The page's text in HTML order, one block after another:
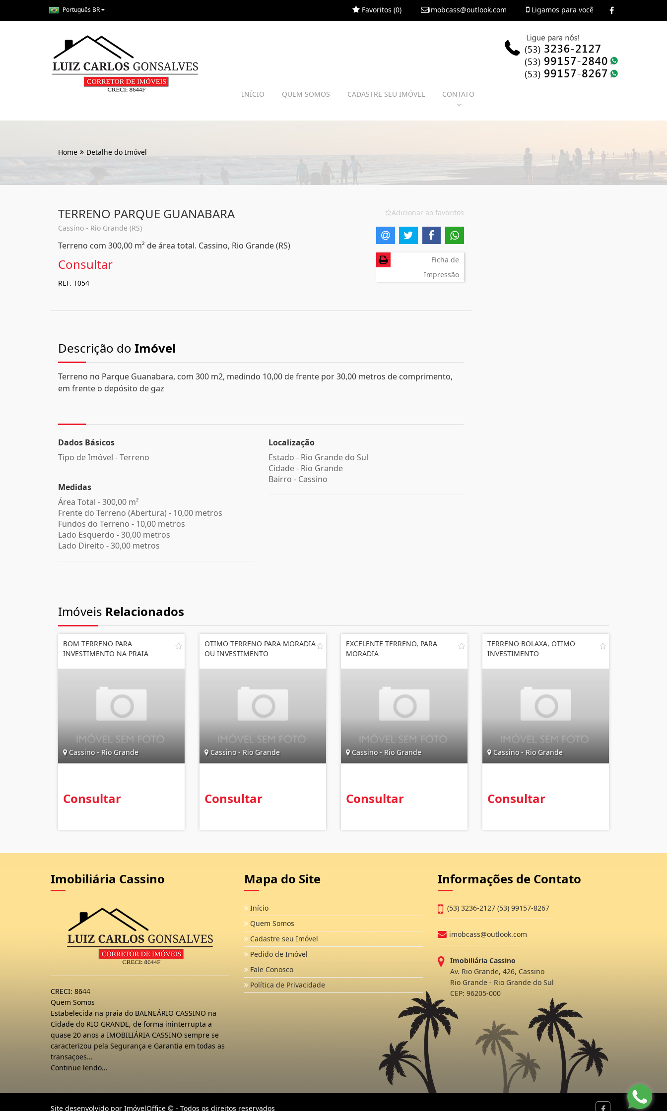
Português BR Ligamos para você
imobcass@outlook.com
Favoritos (0)
INÍCIO QUEM SOMOS CADASTRE SEU IMÓVEL CONTATO
Home Detalhe do Imóvel
TERRENO PARQUE GUANABARA
Cassino - Rio Grande (RS)
Terreno com 300,00 m² de área total. Cassino, Rio Grande (RS)
Consultar
REF. T054
Adicionar ao favoritos
Ficha de
Impressão
Descrição do Imóvel
Terreno no Parque Guanabara, com 300 m2, medindo 10,00 de frente por 30,00 metros de comprimento,
em frente o depósito de gaz
Dados Básicos
Tipo de Imóvel - Terreno
Medidas
Área Total - 300,00 m²
Frente do Terreno (Abertura) - 10,00 metros
Fundos do Terreno - 10,00 metros
Lado Esquerdo - 30,00 metros
Lado Direito - 30,00 metros
Localização
Estado - Rio Grande do Sul
Cidade - Rio Grande
Bairro - Cassino
Imóveis Relacionados
BOM TERRENO PARA
INVESTIMENTO NA PRAIA
Cassino - Rio Grande
Consultar
OTIMO TERRENO PARA MORADIA
OU INVESTIMENTO
Cassino - Rio Grande
Consultar
EXCELENTE TERRENO, PARA
MORADIA
Cassino - Rio Grande
Consultar
TERRENO BOLAXA, OTIMO
INVESTIMENTO
Cassino - Rio Grande
Consultar
Imobiliária Cassino
CRECI: 8644
Quem Somos
Estabelecida na praia do BALNEÁRIO CASSINO na
Cidade do RIO GRANDE, de forma ininterrupta a
quase 20 anos a IMOBILIÁRIA CASSINO sempre se
caracterizou pela Segurança e Garantia em todas as
transaçoes...
Continue lendo...
Mapa do Site
Início
Quem Somos
Cadastre seu Imóvel
Pedido de Imóvel
Fale Conosco
Política de Privacidade
Informações de Contato
(53) 3236-2127 (53) 99157-8267
imobcass@outlook.com
Imobiliária Cassino
Av. Rio Grande, 426, Cassino
Rio Grande - Rio Grande do Sul
CEP: 96205-000
Site desenvolvido por ImóvelOffice © - Todos os direitos reservados